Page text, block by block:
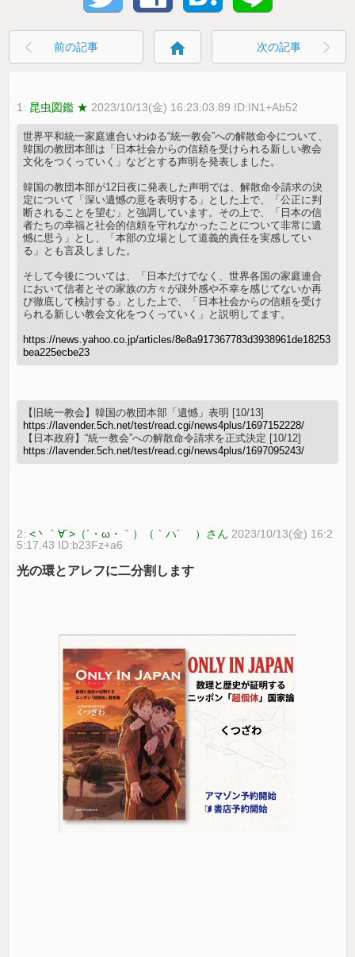
前の記事 home 次の記事
1: 昆虫図鑑 ★ 2023/10/13(金) 16:23:03.89 ID:IN1+Ab52
世界平和統一家庭連合いわゆる“統一教会”への解散命令について、
韓国の教団本部は「日本社会からの信頼を受けられる新しい教会
文化をつくっていく」などとする声明を発表しました。
韓国の教団本部が12日夜に発表した声明では、解散命令請求の決
定について「深い遺憾の意を表明する」とした上で、「公正に判
断されることを望む」と強調しています。その上で、「日本の信
者たちの幸福と社会的信頼を守れなかったことについて非常に遺
憾に思う」とし、「本部の立場として道義的責任を実感してい
る」とも言及しました。
そして今後については、「日本だけでなく、世界各国の家庭連合
において信者とその家族の方々が疎外感や不幸を感じてないか再
び徹底して検討する」とした上で、「日本社会からの信頼を受け
られる新しい教会文化をつくっていく」と説明してます。
https://news.yahoo.co.jp/articles/8e8a917367783d3938961de18253
bea225ecbe23
【旧統一教会】韓国の教団本部「遺憾」表明 [10/13]
https://lavender.5ch.net/test/read.cgi/news4plus/1697152228/
【日本政府】“統一教会”への解散命令請求を正式決定 [10/12]
https://lavender.5ch.net/test/read.cgi/news4plus/1697095243/
2:<丶｀∀´>（´・ω・｀）（｀ハ´ ）さん 2023/10/13(金) 16:2
5:17.43 ID:b23Fz+a6
光の環とアレフに二分割します